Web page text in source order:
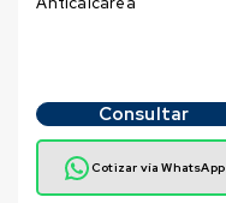
Consultar
Cotizar vía WhatsApp